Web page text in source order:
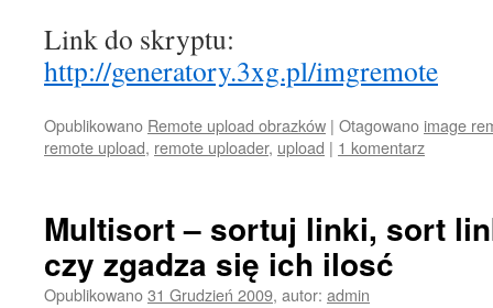
Link do skryptu:
http://generatory.3xg.pl/imgremote
Opublikowano Remote upload obrazków | Otagowano image
remote upload, remote uploader, upload | 1 komentarz
Multisort – sortuj linki, sort
czy zgadza się ich ilosć
Opublikowano31 Grudzień 2009, autor: admin